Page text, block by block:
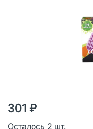
301 ₽
Осталось 2 шт.